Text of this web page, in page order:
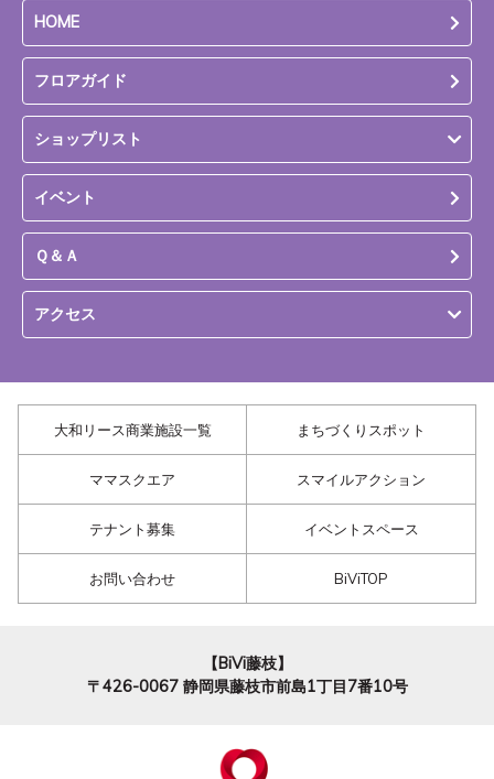
HOME
フロアガイド
ショップリスト
イベント
Ｑ＆Ａ
アクセス
大和リース商業施設一覧 まちづくりスポット
ママスクエア スマイルアクション
テナント募集 イベントスペース
お問い合わせ BiViTOP
【BiVi藤枝】
〒426-0067 静岡県藤枝市前島1丁目7番10号